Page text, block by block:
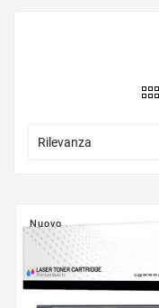
Rilevanza
Nuovo